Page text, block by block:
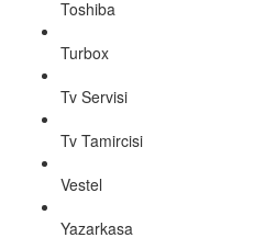
Toshiba
Turbox
Tv Servisi
Tv Tamircisi
Vestel
Yazarkasa